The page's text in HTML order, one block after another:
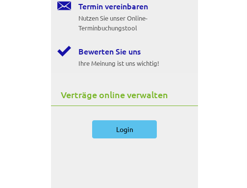
 Termin ver­ein­baren
Nutzen Sie unser Online-
Terminbuchungstool
 Bewerten Sie uns
Ihre Meinung ist uns wichtig!
Verträge online verwalten
Login